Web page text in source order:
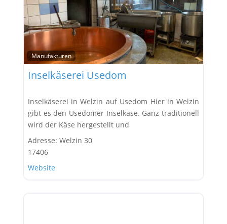
Manufakturen
Inselkäserei Usedom
Inselkäserei in Welzin auf Usedom Hier in Welzin
gibt es den Usedomer Inselkäse. Ganz traditionell
wird der Käse hergestellt und
Adresse: Welzin 30
17406
Website